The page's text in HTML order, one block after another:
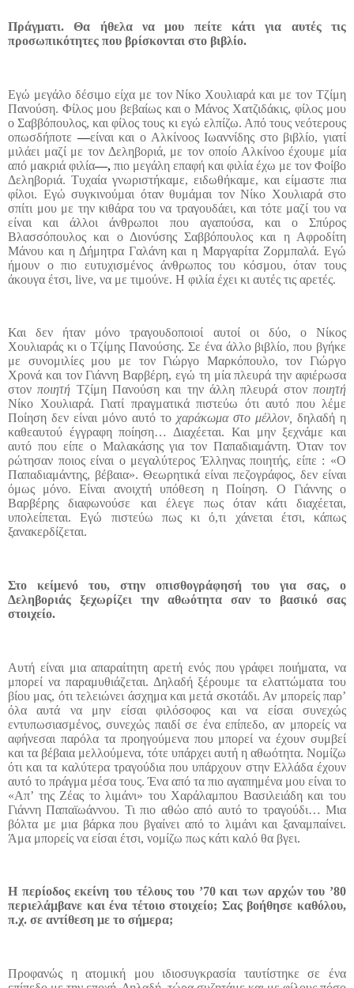
Πράγματι. Θα ήθελα να μου πείτε κάτι για αυτές τις
προσωπικότητες που βρίσκονται στο βιβλίο.
Εγώ μεγάλο δέσιμο είχα με τον Νίκο Χουλιαρά και με τον Τζίμη
Πανούση. Φίλος μου βεβαίως και ο Μάνος Χατζιδάκις, φίλος μου
ο Σαββόπουλος, και φίλος τους κι εγώ ελπίζω. Από τους νεότερους
οπωσδήποτε —είναι και ο Αλκίνοος Ιωαννίδης στο βιβλίο, γιατί
μιλάει μαζί με τον Δεληβοριά, με τον οποίο Αλκίνοο έχουμε μία
από μακριά φιλία—, πιο μεγάλη επαφή και φιλία έχω με τον Φοίβο
Δεληβοριά. Τυχαία γνωριστήκαμε, ειδωθήκαμε, και είμαστε πια
φίλοι. Εγώ συγκινούμαι όταν θυμάμαι τον Νίκο Χουλιαρά στο
σπίτι μου με την κιθάρα του να τραγουδάει, και τότε μαζί του να
είναι και άλλοι άνθρωποι που αγαπούσα, και ο Σπύρος
Βλασσόπουλος και ο Διονύσης Σαββόπουλος και η Αφροδίτη
Μάνου και η Δήμητρα Γαλάνη και η Μαργαρίτα Ζορμπαλά. Εγώ
ήμουν ο πιο ευτυχισμένος άνθρωπος του κόσμου, όταν τους
άκουγα έτσι, live, να με τιμούνε. Η φιλία έχει κι αυτές τις αρετές.
Και δεν ήταν μόνο τραγουδοποιοί αυτοί οι δύο, ο Νίκος
Χουλιαράς κι ο Τζίμης Πανούσης. Σε ένα άλλο βιβλίο, που βγήκε
με συνομιλίες μου με τον Γιώργο Μαρκόπουλο, τον Γιώργο
Χρονά και τον Γιάννη Βαρβέρη, εγώ τη μία πλευρά την αφιέρωσα
στονποιητή Τζίμη Πανούση και την άλλη πλευρά στονποιητή
Νίκο Χουλιαρά. Γιατί πραγματικά πιστεύω ότι αυτό που λέμε
Ποίηση δεν είναι μόνο αυτό το χαράκωμα στο μέλλον, δηλαδή η
καθεαυτού έγγραφη ποίηση… Διαχέεται. Και μην ξεχνάμε και
αυτό που είπε ο Μαλακάσης για τον Παπαδιαμάντη. Όταν τον
ρώτησαν ποιος είναι ο μεγαλύτερος Έλληνας ποιητής, είπε : «Ο
Παπαδιαμάντης, βέβαια». Θεωρητικά είναι πεζογράφος, δεν είναι
όμως μόνο. Είναι ανοιχτή υπόθεση η Ποίηση. Ο Γιάννης ο
Βαρβέρης διαφωνούσε και έλεγε πως όταν κάτι διαχέεται,
υπολείπεται. Εγώ πιστεύω πως κι ό,τι χάνεται έτσι, κάπως
ξανακερδίζεται.
Στο κείμενό του, στην οπισθογράφησή του για σας, ο
Δεληβοριάς ξεχωρίζει την αθωότητα σαν το βασικό σας
στοιχείο.
Αυτή είναι μια απαραίτητη αρετή ενός που γράφει ποιήματα, να
μπορεί να παραμυθιάζεται. Δηλαδή ξέρουμε τα ελαττώματα του
βίου μας, ότι τελειώνει άσχημα και μετά σκοτάδι. Αν μπορείς παρ’
όλα αυτά να μην είσαι φιλόσοφος και να είσαι συνεχώς
εντυπωσιασμένος, συνεχώς παιδί σε ένα επίπεδο, αν μπορείς να
αφήνεσαι παρόλα τα προηγούμενα που μπορεί να έχουν συμβεί
και τα βέβαια μελλούμενα, τότε υπάρχει αυτή η αθωότητα. Νομίζω
ότι και τα καλύτερα τραγούδια που υπάρχουν στην Ελλάδα έχουν
αυτό το πράγμα μέσα τους. Ένα από τα πιο αγαπημένα μου είναι το
«Απ’ της Ζέας το λιμάνι» του Χαράλαμπου Βασιλειάδη και του
Γιάννη Παπαϊωάννου. Τι πιο αθώο από αυτό το τραγούδι… Μια
βόλτα με μια βάρκα που βγαίνει από το λιμάνι και ξαναμπαίνει.
Άμα μπορείς να είσαι έτσι, νομίζω πως κάτι καλό θα βγει.
Η περίοδος εκείνη του τέλους του ’70 και των αρχών του ’80
περιελάμβανε και ένα τέτοιο στοιχείο; Σας βοήθησε καθόλου,
π.χ. σε αντίθεση με το σήμερα;
Προφανώς η ατομική μου ιδιοσυγκρασία ταυτίστηκε σε ένα